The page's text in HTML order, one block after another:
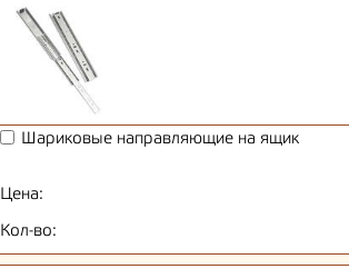
Шариковые направляющие на ящик
Цена:
Кол-во: